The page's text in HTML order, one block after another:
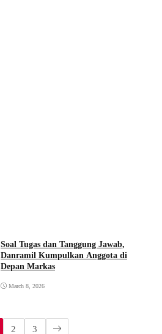
Soal Tugas dan Tanggung Jawab,
Danramil Kumpulkan Anggota di
Depan Markas
March 8, 2026
2 3